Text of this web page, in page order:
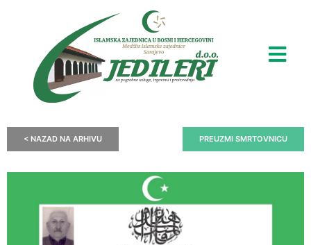
< NAZAD NA ARHIVU PREUZMI SMRTOVNICU